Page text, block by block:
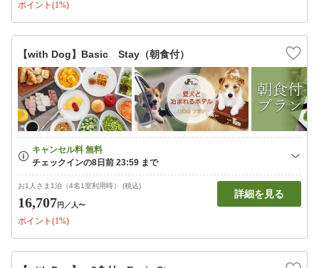
ポイント(1%)
【with Dog】Basic Stay（朝食付）
お1人さま1泊（4名1室利用時） (税込)
16,707円 ／人〜
ポイント(1%)
詳細を見る